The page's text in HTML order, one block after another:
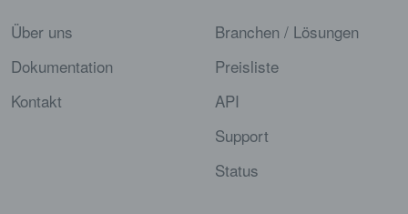
Über uns
Dokumentation
Kontakt
Branchen / Lösungen
Preisliste
API
Support
Status